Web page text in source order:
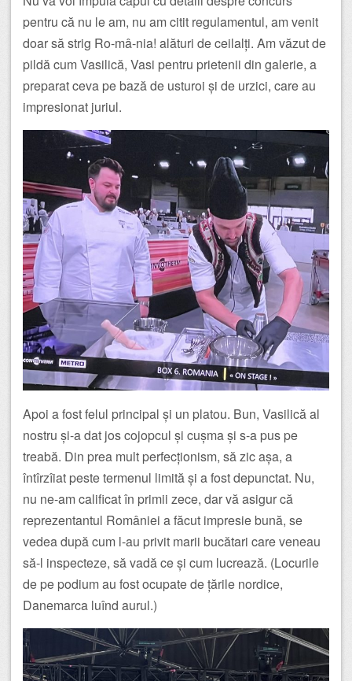
pentru că nu le am, nu am citit regulamentul, am venit
doar să strig Ro-mâ-nia! alături de ceilalți. Am văzut de
pildă cum Vasilică, Vasi pentru prietenii din galerie, a
preparat ceva pe bază de usturoi și de urzici, care au
impresionat juriul.
Apoi a fost felul principal și un platou. Bun, Vasilică al
nostru și-a dat jos cojopcul și cușma și s-a pus pe
treabă. Din prea mult perfecționism, să zic așa, a
întîrzîiat peste termenul limită și a fost depunctat. Nu,
nu ne-am calificat în primii zece, dar vă asigur că
reprezentantul României a făcut impresie bună, se
vedea după cum l-au privit marii bucătari care veneau
să-l inspecteze, să vadă ce și cum lucrează. (Locurile
de pe podium au fost ocupate de țările nordice,
Danemarca luînd aurul.)